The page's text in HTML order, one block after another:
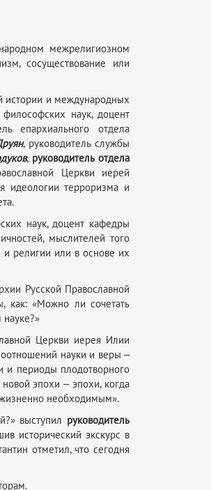
межрелигиозном
сосуществование или
истории и международных
философских наук, доцент
епархиального отдела
, руководитель службы
, руководитель отдела
Церкви иерей
идеологии терроризма и
наук, доцент кафедры
мыслителей того
и религии или в основе их
Русской Православной
как: «Можно ли сочетать
Церкви иерея Илии
науки и веры ‒
и периоды плодотворного
эпохи ‒ эпохи, когда
жизненно необходимым».
выступил руководитель
исторический экскурс в
отметил, что сегодня